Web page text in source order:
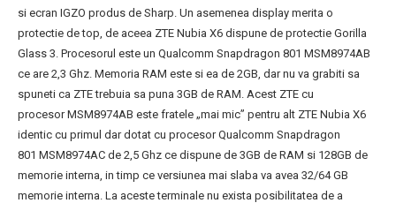
si ecran IGZO produs de Sharp. Un asemenea display merita o
protectie de top, de aceea ZTE Nubia X6 dispune de protectie Gorilla
Glass 3. Procesorul este un Qualcomm Snapdragon 801 MSM8974AB
ce are 2,3 Ghz. Memoria RAM este si ea de 2GB, dar nu va grabiti sa
spuneti ca ZTE trebuia sa puna 3GB de RAM. Acest ZTE cu
procesor MSM8974AB este fratele „mai mic” pentru alt ZTE Nubia X6
identic cu primul dar dotat cu procesor Qualcomm Snapdragon
801 MSM8974AC de 2,5 Ghz ce dispune de 3GB de RAM si 128GB de
memorie interna, in timp ce versiunea mai slaba va avea 32/64 GB
memorie interna. La aceste terminale nu exista posibilitatea de a